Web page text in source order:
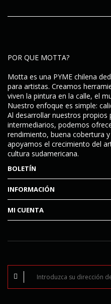
POR QUE MOTTA?
Motta es una PYME chilena
para artistas. Creamos
viven la pintura en la calle, el
Nuestro enfoque es simple:
Al desarrollar nuestros propios
intermediarios, podemos
rendimiento, buena cobertura
apoyamos el crecimiento del
cultura sudamericana.
BOLETÍN
INFORMACIÓN
MI CUENTA